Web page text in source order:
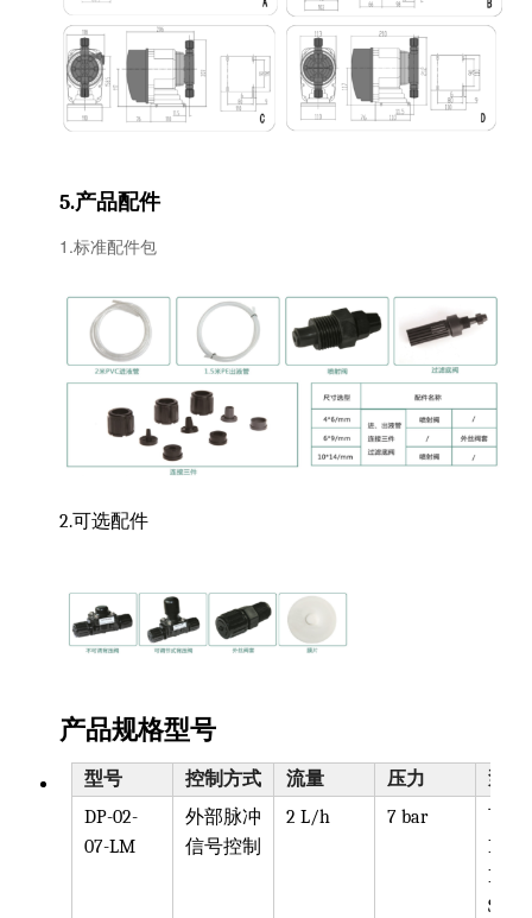
5.产品配件
1.标准配件包
2.可选配件
产品规格型号
型号 控制方式 流量 压力
泵头
DP-02-
07-LM
外部脉冲
信号控制
2 L/h 7 bar
可选
PPV,
PVDF,
SST,